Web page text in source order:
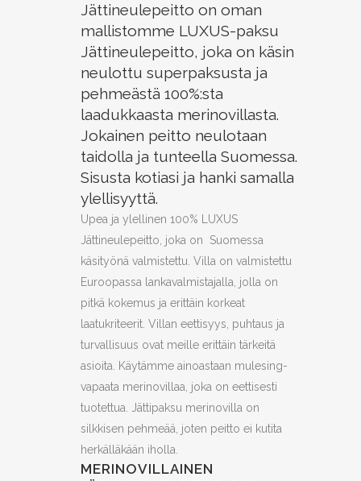
Jättineulepeitto on oman
mallistomme LUXUS-paksu
Jättineulepeitto, joka on käsin
neulottu superpaksusta ja
pehmeästä 100%:sta
laadukkaasta merinovillasta.
Jokainen peitto neulotaan
taidolla ja tunteella Suomessa.
Sisusta kotiasi ja hanki samalla
ylellisyyttä.
Upea ja ylellinen 100% LUXUS
Jättineulepeitto, joka on Suomessa
käsityönä valmistettu. Villa on valmistettu
Euroopassa lankavalmistajalla, jolla on
pitkä kokemus ja erittäin korkeat
laatukriteerit. Villan eettisyys, puhtaus ja
turvallisuus ovat meille erittäin tärkeitä
asioita. Käytämme ainoastaan mulesing-
vapaata merinovillaa, joka on eettisesti
tuotettua. Jättipaksu merinovilla on
silkkisen pehmeää, joten peitto ei kutita
herkälläkään iholla.
MERINOVILLAINEN